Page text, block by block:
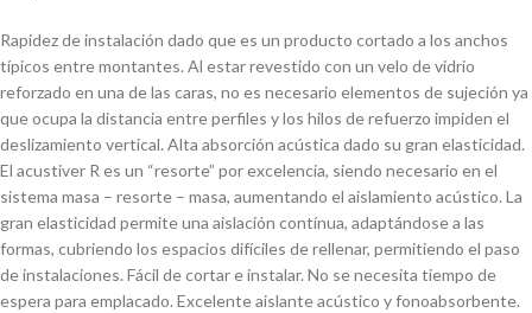
Rapidez de instalación dado que es un producto cortado a los anchos
típicos entre montantes. Al estar revestido con un velo de vidrio
reforzado en una de las caras, no es necesario elementos de sujeción ya
que ocupa la distancia entre perfiles y los hilos de refuerzo impiden el
deslizamiento vertical. Alta absorción acústica dado su gran elasticidad.
El acustiver R es un “resorte” por excelencia, siendo necesario en el
sistema masa – resorte – masa, aumentando el aislamiento acústico. La
gran elasticidad permite una aislación contínua, adaptándose a las
formas, cubriendo los espacios difíciles de rellenar, permitiendo el paso
de instalaciones. Fácil de cortar e instalar. No se necesita tiempo de
espera para emplacado. Excelente aislante acústico y fonoabsorbente.